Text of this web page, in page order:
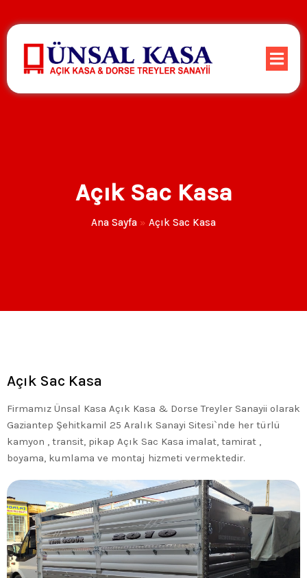
Açık Sac Kasa
Ana Sayfa » Açık Sac Kasa
Açık Sac Kasa
Firmamız Ünsal Kasa Açık Kasa & Dorse Treyler Sanayii olarak
Gaziantep Şehitkamil 25 Aralık Sanayi Sitesi`nde her türlü
kamyon , transit, pikap Açık Sac Kasa imalat, tamirat ,
boyama, kumlama ve montaj hizmeti vermektedir.